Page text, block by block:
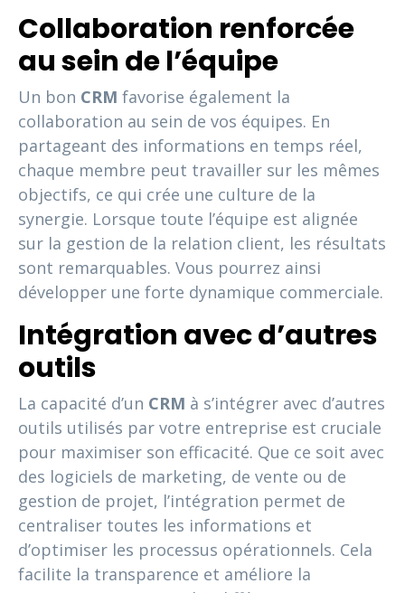
Collaboration renforcée
au sein de l’équipe
Un bon CRM favorise également la
collaboration au sein de vos équipes. En
partageant des informations en temps réel,
chaque membre peut travailler sur les mêmes
objectifs, ce qui crée une culture de la
synergie. Lorsque toute l’équipe est alignée
sur la gestion de la relation client, les résultats
sont remarquables. Vous pourrez ainsi
développer une forte dynamique commerciale.
Intégration avec d’autres
outils
La capacité d’un CRM à s’intégrer avec d’autres
outils utilisés par votre entreprise est cruciale
pour maximiser son efficacité. Que ce soit avec
des logiciels de marketing, de vente ou de
gestion de projet, l’intégration permet de
centraliser toutes les informations et
d’optimiser les processus opérationnels. Cela
facilite la transparence et améliore la